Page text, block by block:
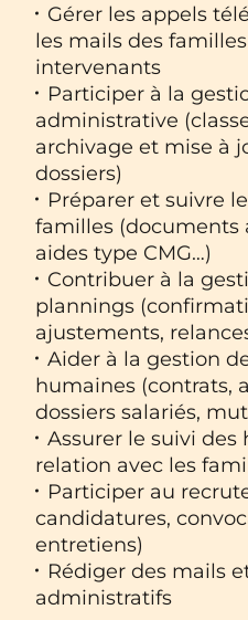
Gérer les appels
les mails des
intervenants
Participer à la
administrative
archivage et mise à
dossiers)
Préparer et suivre
familles (documents
aides type CMG…)
Contribuer à la
plannings
ajustements,
Aider à la gestion
humaines (contrats,
dossiers salariés,
Assurer le suivi des
relation avec les
Participer au
candidatures,
entretiens)
Rédiger des mails
administratifs